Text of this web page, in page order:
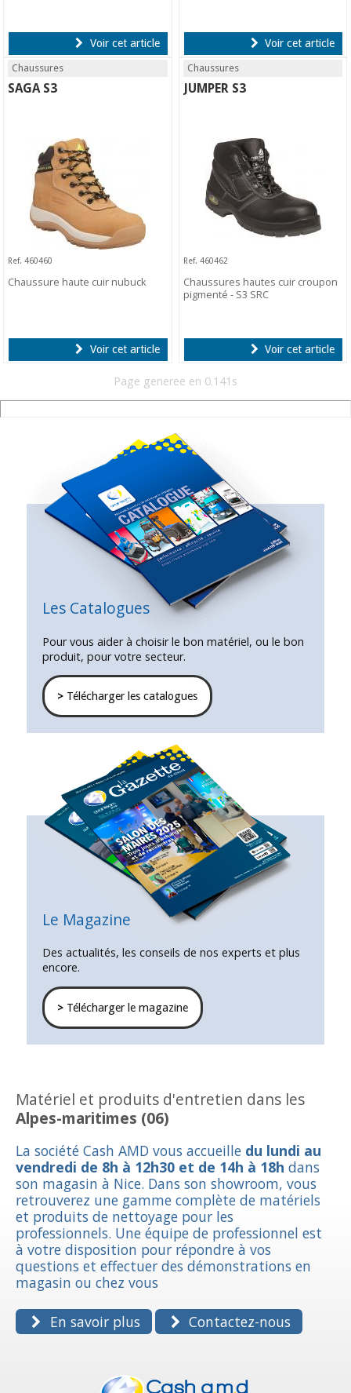
Voir cet article Voir cet article
Chaussures
SAGA S3
Ref. 460460
Chaussure haute cuir nubuck
Voir cet article
Chaussures
JUMPER S3
Ref. 460462
Chaussures hautes cuir croupon
pigmenté - S3 SRC
Voir cet article
Page generee en 0.141s
Les Catalogues
Pour vous aider à choisir le bon matériel, ou le bon
produit, pour votre secteur.
>Télécharger les catalogues
Le Magazine
Des actualités, les conseils de nos experts et plus
encore.
>Télécharger le magazine
Matériel et produits d'entretien dans les
Alpes-maritimes (06)
La société Cash AMD vous accueille du lundi au
vendredi de 8h à 12h30 et de 14h à 18h dans
son magasin à Nice. Dans son showroom, vous
retrouverez une gamme complète de matériels
et produits de nettoyage pour les
professionnels. Une équipe de professionnel est
à votre disposition pour répondre à vos
questions et effectuer des démonstrations en
magasin ou chez vous
En savoir plus Contactez-nous